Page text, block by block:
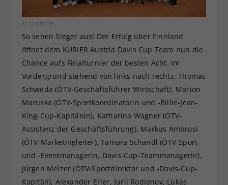
© SpotOne
So sehen Sieger aus! Der Erfolg über Finnland
öffnet dem KURIER Austria Davis Cup Team nun die
Chance aufs Finalturnier der besten Acht. Im
Vordergrund stehend von links nach rechts: Thomas
Schweda (ÖTV-Geschäftsführer Wirtschaft), Marion
Maruska (ÖTV-Sportkoordinatorin und -Billie-Jean-
King-Cup-Kapitänin), Katharina Wagner (ÖTV-
Assistenz der Geschäftsführung), Markus Ambrosi
(ÖTV-Marketingleiter), Tamara Schandl (ÖTV-Sport-
und -Eventmanagerin, Davis-Cup-Teammanagerin),
Jürgen Melzer (ÖTV-Sportdirektor und -Davis-Cup-
Kapitän), Alexander Erler, Jurij Rodionov, Lukas